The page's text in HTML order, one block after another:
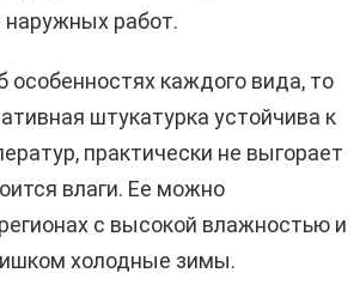
наружных работ.
особенностях каждого вида, то
штукатурка устойчива к
практически не выгорает
влаги. Ее можно
с высокой влажностью и
холодные зимы.